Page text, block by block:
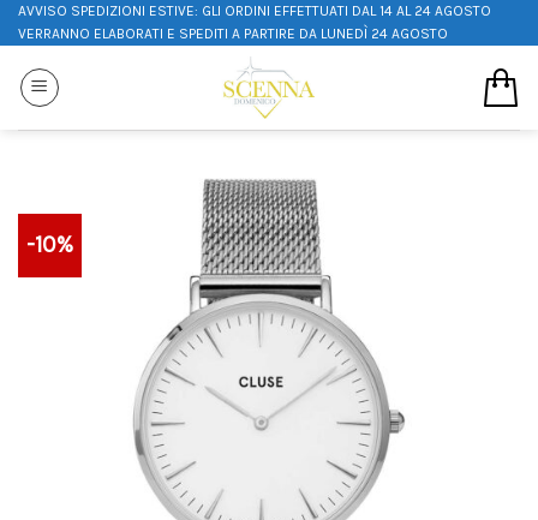
AVVISO SPEDIZIONI ESTIVE: GLI ORDINI EFFETTUATI DAL 14 AL 24 AGOSTO
VERRANNO ELABORATI E SPEDITI A PARTIRE DA LUNEDÌ 24 AGOSTO
-10%